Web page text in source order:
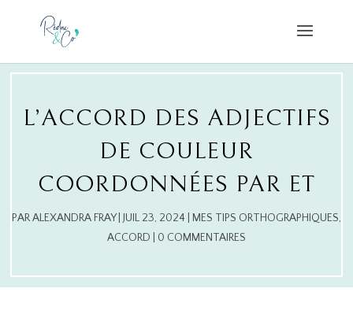
L’ACCORD DES ADJECTIFS
DE COULEUR
COORDONNÉES PAR ET
PARALEXANDRA FRAY| JUIL 23, 2024 MES TIPS ORTHOGRAPHIQUES,
ACCORD
0 COMMENTAIRES